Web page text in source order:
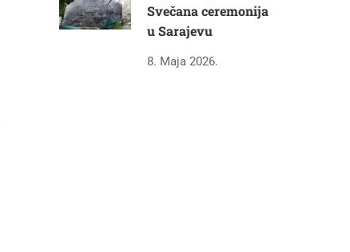
Svečana ceremonija
u Sarajevu
8. Maja 2026.